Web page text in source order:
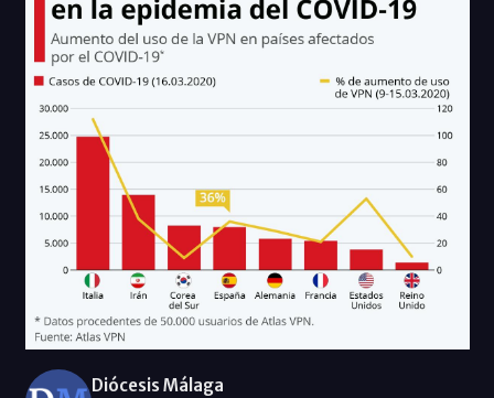
Diócesis Málaga